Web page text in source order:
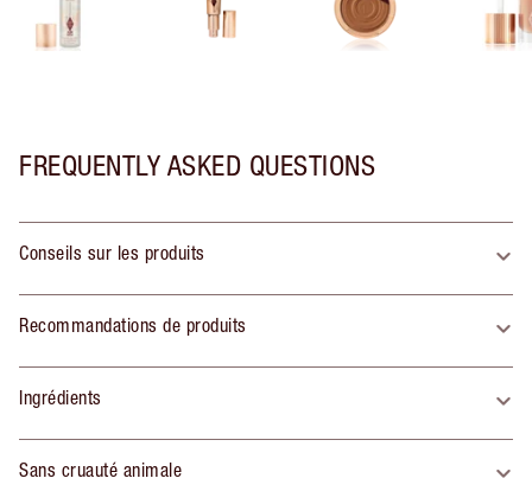
FREQUENTLY ASKED QUESTIONS
Conseils sur les produits
Recommandations de produits
Ingrédients
Sans cruauté animale